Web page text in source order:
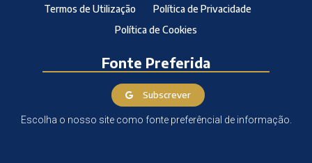
Termos de Utilização
Política de Privacidade
Política de Cookies
Fonte Preferida
Subscrever
Escolha o nosso site como fonte preferêncial de informação.